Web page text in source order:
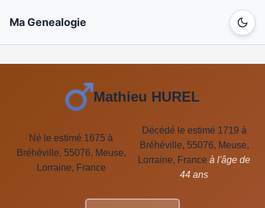
Ma Genealogie
Mathieu HUREL
Né le estimé 1675 à
Bréhéville, 55076, Meuse,
Lorraine, France
Décédé le estimé 1719 à
Bréhéville, 55076, Meuse,
Lorraine, France à l'âge de
44 ans